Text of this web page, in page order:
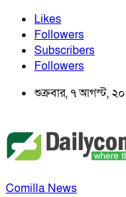
Likes
Followers
Subscribers
Followers
শুক্রবার, ৭ আগস্ট,
Comilla News